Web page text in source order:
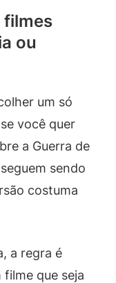
filmes
ou
um só
você quer
a Guerra de
sendo
costuma
a regra é
que seja